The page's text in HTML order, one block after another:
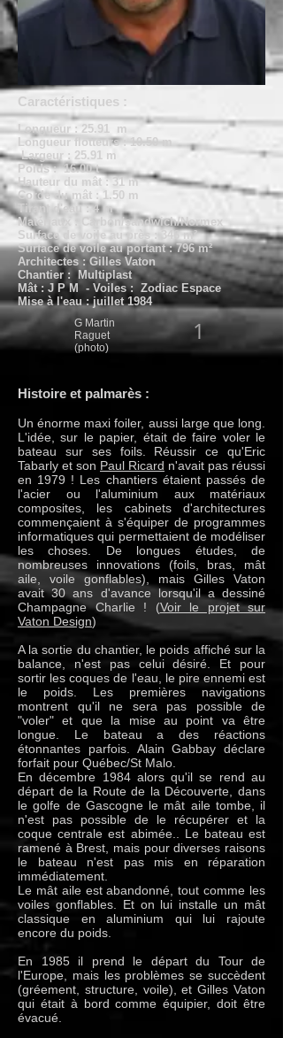
Caractéristiques :
Longueur : 25.91 m
Longueur flotteurs : 10.50 m
Largeur : 25.91 m
Poids : 16.00 t
Hauteur du mât : 31 m
Corde du mât : 1.50 m
Tirant d'eau : 4 m
Matériaux : Carbon/sandwich/Normex
Surface de voile au près : 346 m²
Surface de voile au portant : 796 m²
Architectes : Gilles Vaton
Chantier : Multiplast
Mât :J P M - Voiles : Zodiac Espace
Mise à l'eau : juillet 1984
G Martin
Raguet
(photo)
1
Histoire et palmarès :
Un énorme maxi foiler, aussi large que long.
L'idée, sur le papier, était de faire voler le
bateau sur ses foils. Réussir ce qu'Eric
Tabarly et son Paul Ricard n'avait pas réussi
en 1979 ! Les chantiers étaient passés de
l'acier ou l'aluminium aux matériaux
composites, les cabinets d'architectures
commençaient à s'équiper de programmes
informatiques qui permettaient de modéliser
les choses. De longues études, de
nombreuses innovations (foils, bras, mât
aile, voile gonflables), mais Gilles Vaton
avait 30 ans d'avance lorsqu'il a dessiné
Champagne Charlie ! (Voir le projet sur
Vaton Design)
A la sortie du chantier, le poids affiché sur la
balance, n'est pas celui désiré. Et pour
sortir les coques de l'eau, le pire ennemi est
le poids. Les premières navigations
montrent qu'il ne sera pas possible de
"voler" et que la mise au point va être
longue. Le bateau a des réactions
étonnantes parfois. Alain Gabbay déclare
forfait pour Québec/St Malo.
En décembre 1984 alors qu'il se rend au
départ de la Route de la Découverte, dans
le golfe de Gascogne le mât aile tombe, il
n'est pas possible de le récupérer et la
coque centrale est abimée.. Le bateau est
ramené à Brest, mais pour diverses raisons
le bateau n'est pas mis en réparation
immédiatement.
Le mât aile est abandonné, tout comme les
voiles gonflables. Et on lui installe un mât
classique en aluminium qui lui rajoute
encore du poids.
En 1985 il prend le départ du Tour de
l'Europe, mais les problèmes se succèdent
(gréement, structure, voile), et Gilles Vaton
qui était à bord comme équipier, doit être
évacué.